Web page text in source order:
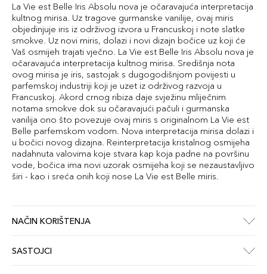
La Vie est Belle Iris Absolu nova je očaravajuća interpretacija
kultnog mirisa. Uz tragove gurmanske vanilije, ovaj miris
objedinjuje iris iz održivog izvora u Francuskoj i note slatke
smokve. Uz novi miris, dolazi i novi dizajn bočice uz koji će
Vaš osmijeh trajati vječno. La Vie est Belle Iris Absolu nova je
očaravajuća interpretacija kultnog mirisa. Središnja nota
ovog mirisa je iris, sastojak s dugogodišnjom povijesti u
parfemskoj industriji koji je uzet iz održivog razvoja u
Francuskoj. Akord crnog ribiza daje svježinu mliječnim
notama smokve dok su očaravajući pačuli i gurmanska
vanilija ono što povezuje ovaj miris s originalnom La Vie est
Belle parfemskom vodom. Nova interpretacija mirisa dolazi i
u bočici novog dizajna. Reinterpretacija kristalnog osmijeha
nadahnuta valovima koje stvara kap koja padne na površinu
vode, bočica ima novi uzorak osmijeha koji se nezaustavljivo
širi - kao i sreća onih koji nose La Vie est Belle miris.
NAČIN KORIŠTENJA
SASTOJCI